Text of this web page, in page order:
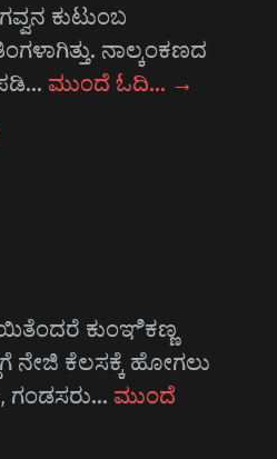
ಕುಟುಂಬ
ನಾಲ್ಕಂಕಣದ
ಮುಂದೆ ಓದಿ… →
ಕುಂಞಿಕಣ್ಣ
ನೇಜಿ ಕೆಲಸಕ್ಕೆ ಹೋಗಲು
ಗಂಡಸರು… ಮುಂದೆ